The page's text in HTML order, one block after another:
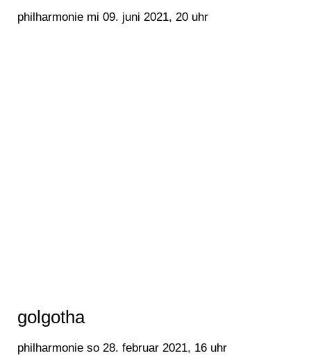
philharmonie mi 09. juni 2021, 20 uhr
golgotha
philharmonie so 28. februar 2021, 16 uhr